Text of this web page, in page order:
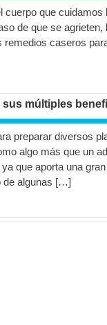
que
de que se
caseros
múltiples
preparar diversos
algo más que un
que aporta una
de algunas […]